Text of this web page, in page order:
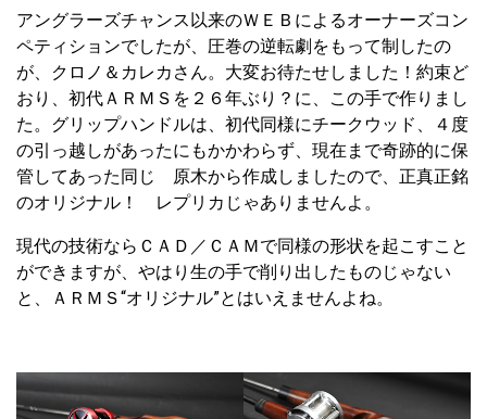
アングラーズチャンス以来のＷＥＢによるオーナーズコン
ペティションでしたが、圧巻の逆転劇をもって制したの
が、クロノ＆カレカさん。大変お待たせしました！約束ど
おり、初代ＡＲＭＳを２６年ぶり？に、この手で作りまし
た。グリップハンドルは、初代同様にチークウッド、４度
の引っ越しがあったにもかかわらず、現在まで奇跡的に保
管してあった同じ 原木から作成しましたので、正真正銘
のオリジナル！ レプリカじゃありませんよ。
現代の技術ならＣＡＤ／ＣＡＭで同様の形状を起こすこと
ができますが、やはり生の手で削り出したものじゃない
と、ＡＲＭＳ“オリジナル”とはいえませんよね。